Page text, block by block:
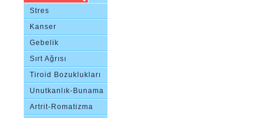
Stres
Kanser
Gebelik
Sırt Ağrısı
Tiroid Bozuklukları
Unutkanlık-Bunama
Artrit-Romatizma